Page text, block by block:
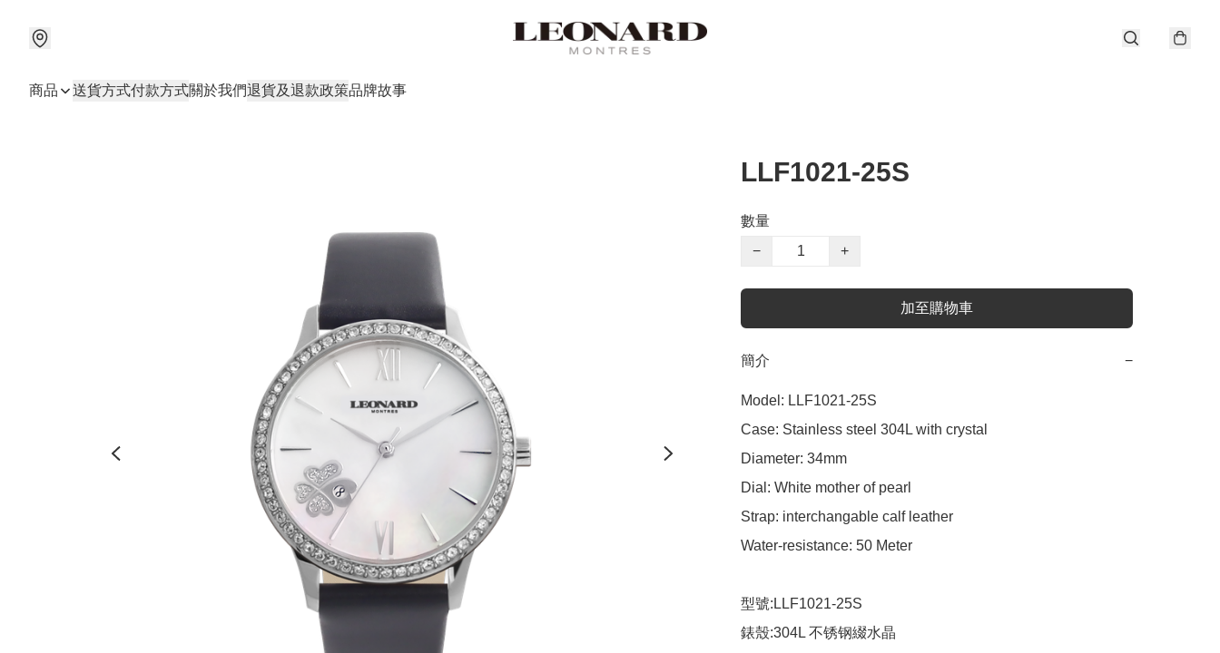
商品 送貨方式付款方式關於我們退貨及退款政策品牌故事
LLF1021-25S
數量
−
+
加至購物車
簡介 −
Model: LLF1021-25S
Case: Stainless steel 304L with crystal
Diameter: 34mm
Dial: White mother of pearl
Strap: interchangable calf leather
Water-resistance: 50 Meter
型號:LLF1021-25S
錶殼:304L 不锈钢綴水晶